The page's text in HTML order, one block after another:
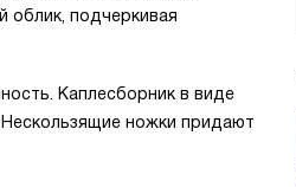
облик, подчеркивая
Каплесборник в виде
ножки придают